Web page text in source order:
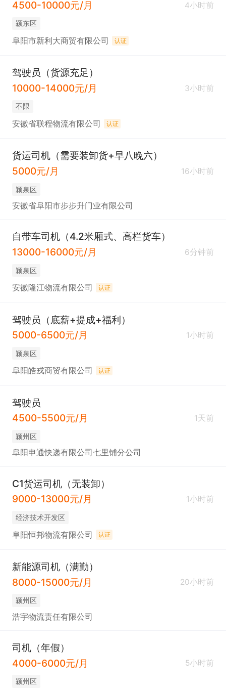
4500-10000元/月 4小时前
颍东区
阜阳市新利大商贸有限公司 认证
驾驶员（货源充足）
10000-14000元/月
3小时前
不限
安徽省联程物流有限公司 认证
货运司机（需要装卸货+早八晚六）
5000元/月
16小时前
颍泉区
安徽省阜阳市步步升门业有限公司
自带车司机（4.2米厢式、高栏货车）
13000-16000元/月
6分钟前
颍泉区
安徽隆江物流有限公司 认证
驾驶员（底薪+提成+福利）
5000-6500元/月
1小时前
颍泉区
阜阳皓戎商贸有限公司 认证
驾驶员
4500-5500元/月
1天前
颍州区
阜阳申通快递有限公司七里铺分公司
C1货运司机（无装卸）
9000-13000元/月
1小时前
经济技术开发区
阜阳恒邦物流有限公司 认证
新能源司机（满勤）
8000-15000元/月
20小时前
颍州区
浩宇物流责任有限公司
司机（年假）
4000-6000元/月
5小时前
颍州区